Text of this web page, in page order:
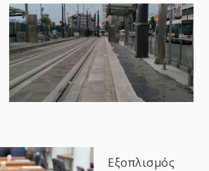
Εξοπλισμός